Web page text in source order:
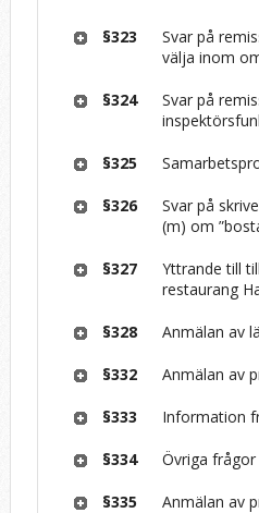
§323
Svar på
välja inom
§324
Svar på
§325
§326
Svar på
(m) om
§327
Yttrande till
restaurang
§328 Anmälan av
§332 Anmälan av
§333 Information
§334 Övriga frågor
§335 Anmälan av